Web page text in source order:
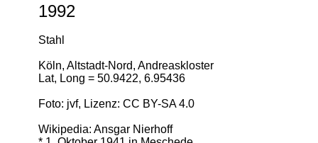
1992
Stahl
Köln, Altstadt-Nord, Andreaskloster
Lat, Long = 50.9422, 6.95436
Foto: jvf, Lizenz: CC BY-SA 4.0
Wikipedia: Ansgar Nierhoff